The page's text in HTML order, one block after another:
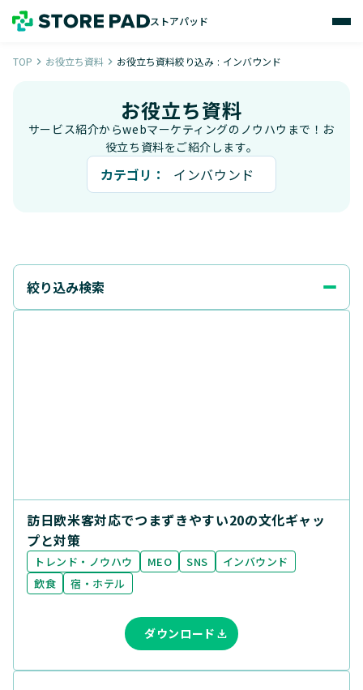
TOP navigate_next お役立ち資料 navigate_next お役立ち資料絞り込み : インバウンド
お役立ち資料
サービス紹介からwebマーケティングのノウハウまで！お
役立ち資料をご紹介します。
カテゴリ： インバウンド
ストアパッド
絞り込み検索
訪日欧米客対応でつまずきやすい20の文化ギャッ
プと対策
トレンド・ノウハウ MEO SNS
インバウンド
飲食
宿・ホテル
ダウンロード